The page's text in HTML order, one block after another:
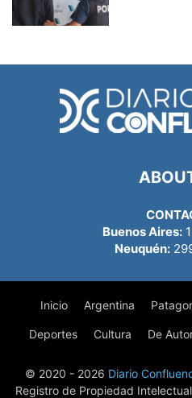
Buenos Aires:
Neuquén:
Inicio Argentina
Deportes Cultura De
© 2020 - 2026 Diario
Registro de Propiedad